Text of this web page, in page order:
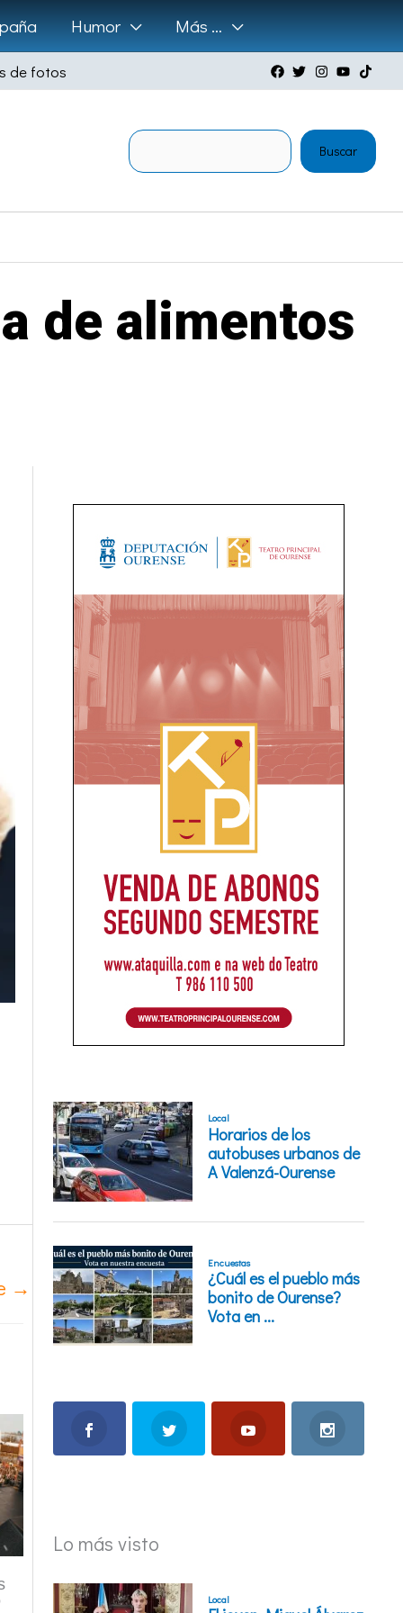
Humor Más …
de fotos
Buscar
de alimentos
→
Lo más visto